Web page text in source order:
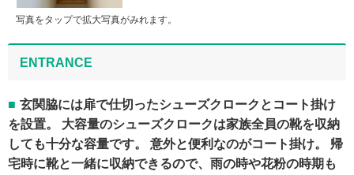
写真をタップで拡大写真がみれます。
ENTRANCE
玄関脇には扉で仕切ったシューズクロークとコート掛け
を設置。 大容量のシューズクロークは家族全員の靴を収納
しても十分な容量です。 意外と便利なのがコート掛け。 帰
宅時に靴と一緒に収納できるので、雨の時や花粉の時期も